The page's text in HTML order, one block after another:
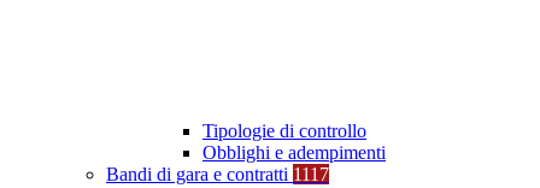
Tipologie di controllo
Obblighi e adempimenti
Bandi di gara e contratti 1117